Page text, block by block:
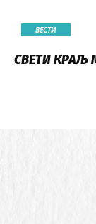
ВЕСТИ
СВЕТИ КРАЉ